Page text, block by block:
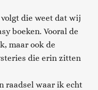
die weet dat wij
boeken. Vooral de
maar ook de
die erin zitten
raadsel waar ik echt